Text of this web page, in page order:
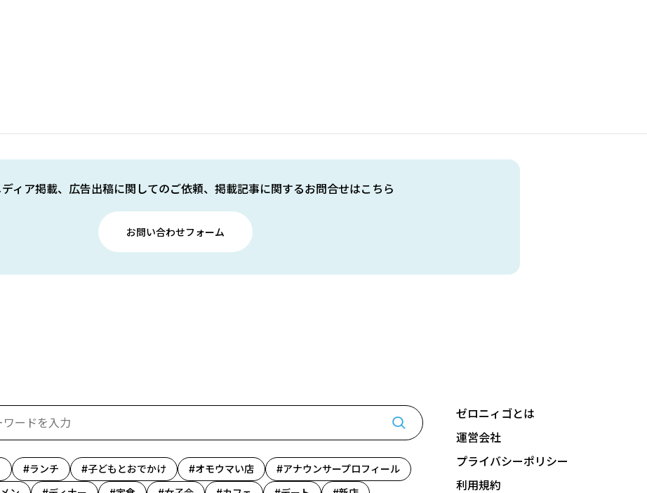
ィア掲載、広告出稿に関してのご依頼、掲載記事に関するお問合せはこちら
お問い合わせフォーム
ランチ 子どもとおでかけ オモウマい店
アナウンサープロフィール
ゼロニィゴとは
運営会社
プライバシーポリシー
利用規約